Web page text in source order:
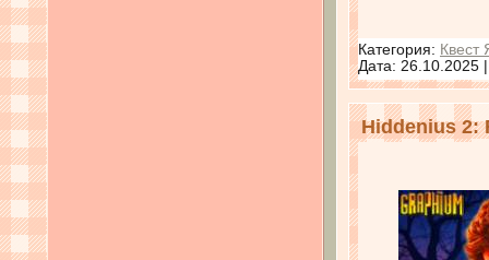
Категория: Квест
Дата: 26.10.2025
Hiddenius 2: